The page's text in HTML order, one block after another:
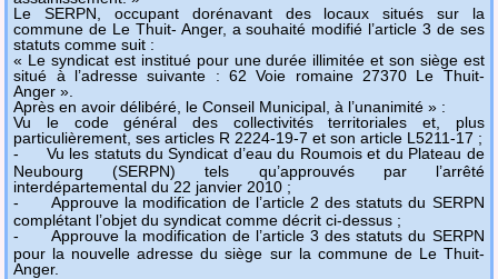
Le SERPN, occupant dorénavant des locaux situés sur la
commune de Le Thuit- Anger, a souhaité modifié l’article 3 de ses
statuts comme suit :
« Le syndicat est institué pour une durée illimitée et son siège est
situé à l’adresse suivante : 62 Voie romaine 27370 Le Thuit-
Anger ».
Après en avoir délibéré, le Conseil Municipal, à l’unanimité » :
Vu le code général des collectivités territoriales et, plus
particulièrement, ses articles R 2224-19-7 et son article L5211-17 ;
-
Vu les statuts du Syndicat d’eau du Roumois et du Plateau de
Neubourg (SERPN) tels qu’approuvés par l’arrêté
interdépartemental du 22 janvier 2010 ;
-
Approuve la modification de l’article 2 des statuts du SERPN
complétant l’objet du syndicat comme décrit ci-dessus ;
-
Approuve la modification de l’article 3 des statuts du SERPN
pour la nouvelle adresse du siège sur la commune de Le Thuit-
Anger.